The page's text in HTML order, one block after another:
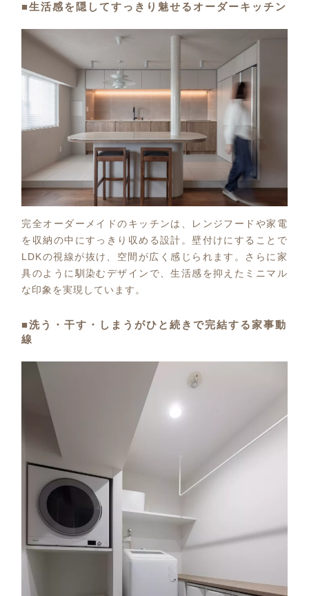
■生活感を隠してすっきり魅せるオーダーキッチン
完全オーダーメイドのキッチンは、レンジフードや家電
を収納の中にすっきり収める設計。壁付けにすることで
LDKの視線が抜け、空間が広く感じられます。さらに家
具のように馴染むデザインで、生活感を抑えたミニマル
な印象を実現しています。
■洗う・干す・しまうがひと続きで完結する家事動
線